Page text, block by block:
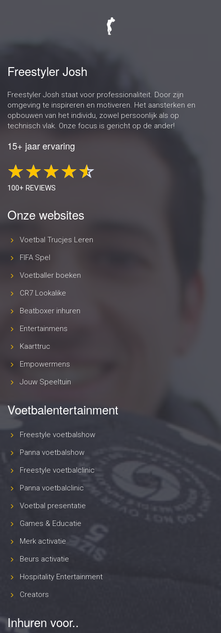
Freestyler Josh
Freestyler Josh staat voor professionaliteit. Door zijn
omgeving te inspireren en motiveren. Het aansterken en
opbouwen van het individu, zowel persoonlijk als op
technisch vlak. Onze focus is gericht op de ander!
15+ jaar ervaring
100+ REVIEWS
Onze websites
Voetbal Trucjes Leren
FIFA Spel
Voetballer boeken
CR7 Lookalike
Beatboxer inhuren
Entertainmens
Kaarttruc
Empowermens
Jouw Speeltuin
Voetbalentertainment
Freestyle voetbalshow
Panna voetbalshow
Freestyle voetbalclinic
Panna voetbalclinic
Voetbal presentatie
Games & Educatie
Merk activatie
Beurs activatie
Hospitality Entertainment
Creators
Inhuren voor..